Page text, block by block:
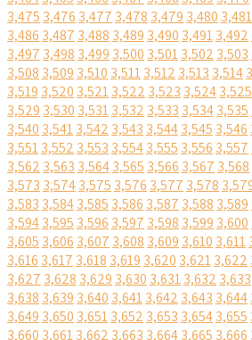
3,475 3,476 3,477 3,478 3,479 3,480 3,481
3,486 3,487 3,488 3,489 3,490 3,4913,492
3,497 3,498 3,499 3,500 3,5013,502 3,503
3,508 3,509 3,510 3,5113,512 3,513 3,514
3,519 3,520 3,5213,522 3,523 3,5243,525
3,529 3,530 3,5313,532 3,533 3,5343,535
3,540 3,5413,542 3,543 3,5443,545 3,546
3,5513,552 3,553 3,5543,555 3,556 3,557
3,562 3,563 3,5643,565 3,566 3,567 3,568
3,573 3,5743,575 3,576 3,577 3,578
3,583 3,5843,585 3,586 3,587 3,588 3,589
3,5943,595 3,596 3,597 3,598 3,599 3,600
3,605 3,606 3,607 3,608 3,609 3,610 3,611
3,616 3,617 3,618 3,619 3,620 3,6213,622
3,627 3,628 3,629 3,630 3,6313,632 3,633
3,638 3,639 3,640 3,6413,642 3,643 3,644
3,649 3,650 3,6513,652 3,653 3,6543,655
3,660 3,6613,662 3,663 3,6643,665 3,666